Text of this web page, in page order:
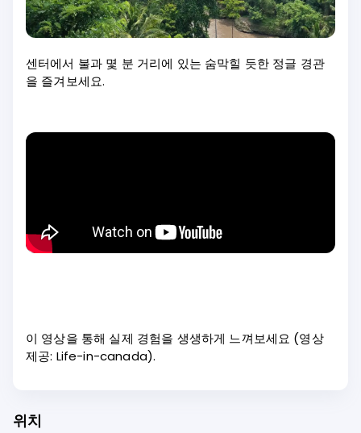
센터에서 불과 몇 분 거리에 있는 숨막힐 듯한 정글 경관
을 즐겨보세요.
이 영상을 통해 실제 경험을 생생하게 느껴보세요 (영상
제공: Life-in-canada).
위치